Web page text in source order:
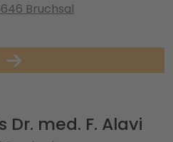
Bruchsal
med. F. Alavi